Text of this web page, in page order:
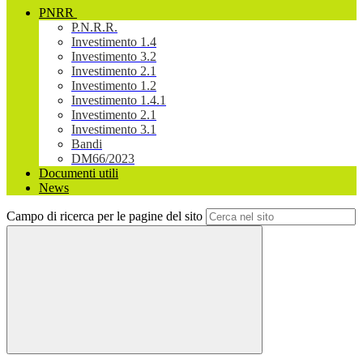
PNRR
P.N.R.R.
Investimento 1.4
Investimento 3.2
Investimento 2.1
Investimento 1.2
Investimento 1.4.1
Investimento 2.1
Investimento 3.1
Bandi
DM66/2023
Documenti utili
News
Campo di ricerca per le pagine del sito